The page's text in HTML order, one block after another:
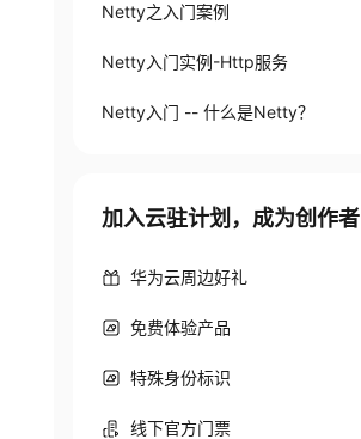
Netty之入门案例
Netty入门实例-Http服务
Netty入门 -- 什么是Netty？
加入云驻计划，成为创作者
华为云周边好礼
免费体验产品
特殊身份标识
线下官方门票